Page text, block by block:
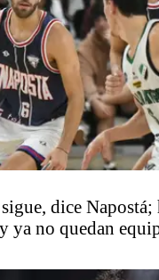
dice
ya no quedan